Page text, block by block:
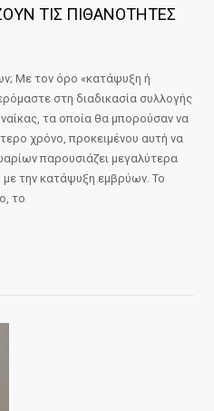
ΤΙΣ ΠΙΘΑΝΟΤΗΤΕΣ
Με τον όρο «κατάψυξη ή
στη διαδικασία συλλογής
τα οποία θα μπορούσαν να
χρόνο, προκειμένου αυτή να
παρουσιάζει μεγαλύτερα
την κατάψυξη εμβρύων. Το
το